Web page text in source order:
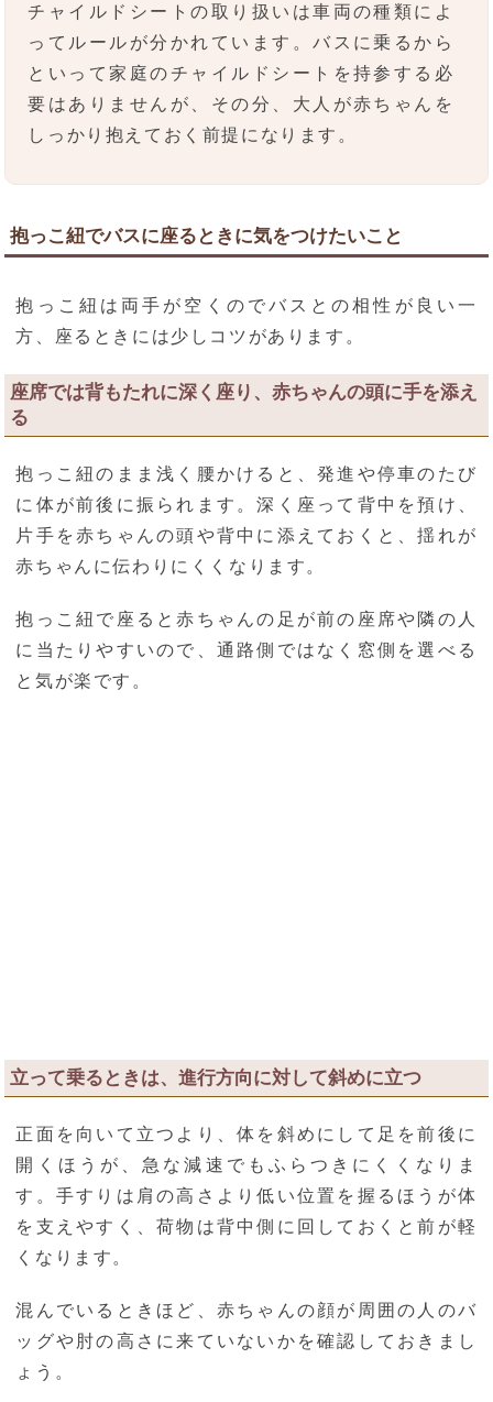
チャイルドシートの取り扱いは車両の種類によ
ってルールが分かれています。バスに乗るから
といって家庭のチャイルドシートを持参する必
要はありませんが、その分、大人が赤ちゃんを
しっかり抱えておく前提になります。
抱っこ紐でバスに座るときに気をつけたいこと
抱っこ紐は両手が空くのでバスとの相性が良い一
方、座るときには少しコツがあります。
座席では背もたれに深く座り、赤ちゃんの頭に手を添え
る
抱っこ紐のまま浅く腰かけると、発進や停車のたび
に体が前後に振られます。深く座って背中を預け、
片手を赤ちゃんの頭や背中に添えておくと、揺れが
赤ちゃんに伝わりにくくなります。
抱っこ紐で座ると赤ちゃんの足が前の座席や隣の人
に当たりやすいので、通路側ではなく窓側を選べる
と気が楽です。
立って乗るときは、進行方向に対して斜めに立つ
正面を向いて立つより、体を斜めにして足を前後に
開くほうが、急な減速でもふらつきにくくなりま
す。手すりは肩の高さより低い位置を握るほうが体
を支えやすく、荷物は背中側に回しておくと前が軽
くなります。
混んでいるときほど、赤ちゃんの顔が周囲の人のバ
ッグや肘の高さに来ていないかを確認しておきまし
ょう。